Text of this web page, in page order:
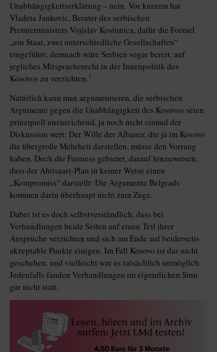
Unabhängigkeitserklärung – nein. Vor kurzem hat
Vladeta Jankovic, Berater des serbischen
Premierministers Vojislav Kostunica, dafür die Formel
„ein Staat, zwei unterschiedliche Gesellschaften“
eingeführt; demnach wäre Serbien sogar bereit, auf
jegliches Mitspracherecht in der Innenpolitik des
Kosovos zu verzichten. 1
Natürlich kann man argumentieren, die serbischen
Argumente gegen die Unabhängigkeit des Kosovos seien
prinzipiell unzureichend, ja noch nicht einmal der
Diskussion wert: Der Wille der Albaner, die ja im Kosovo
die übergroße Mehrheit darstellen, müsse den Vorrang
haben. Doch die Fairness gebietet, darauf hinzuweisen,
dass der Ahtisaari-Plan in keiner Weise einen
„Kompromiss“ darstellt: Die Argumente Belgrads
kommen darin überhaupt nicht zum Zuge.
Dabei ist es doch selbstverständlich, dass bei
Verhandlungen beide Seiten auf einen Teil ihrer
Ansprüche verzichten und sich am Ende auf beiderseits
akzeptable Punkte einigen. Im Fall Kosovo ist das nicht
geschehen, und vielleicht war es tatsächlich unmöglich.
Jedenfalls fanden Verhandlungen im eigentlichen Sinn
gar nicht statt.